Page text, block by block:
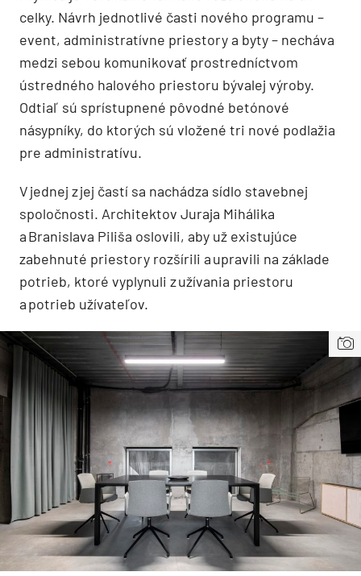
celky. Návrh jednotlivé časti nového programu –
event, administratívne priestory a byty – necháva
medzi sebou komunikovať prostredníctvom
ústredného halového priestoru bývalej výroby.
Odtiaľ sú sprístupnené pôvodné betónové
násypníky, do ktorých sú vložené tri nové podlažia
pre administratívu.
V jednej z jej častí sa nachádza sídlo stavebnej
spoločnosti. Architektov Juraja Mihálika
a Branislava Piliša oslovili, aby už existujúce
zabehnuté priestory rozšírili a upravili na základe
potrieb, ktoré vyplynuli z užívania priestoru
a potrieb užívateľov.